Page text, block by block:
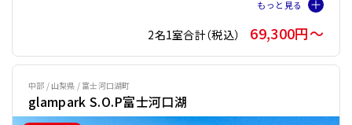
#テントサウナ
2名1室合計（税込） 69,300円〜
中部 / 山梨県 / 富士河口湖町
glampark S.O.P富士河口湖